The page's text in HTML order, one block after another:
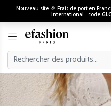
Nouveau site 🎉 Frais de port en
International : code